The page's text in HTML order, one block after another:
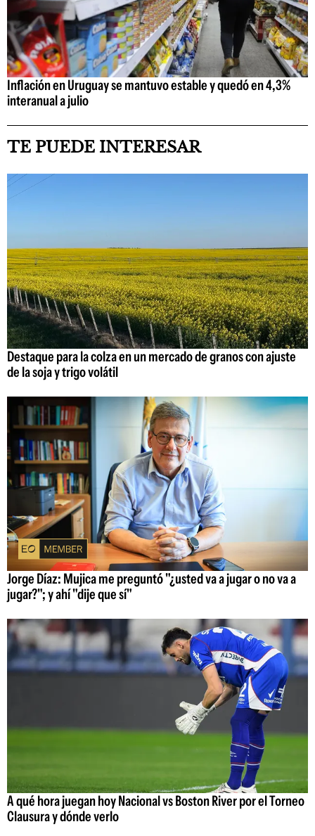
Inflación en Uruguay se mantuvo estable y quedó en 4,3%
interanual a julio
TE PUEDE INTERESAR
Destaque para la colza en un mercado de granos con ajuste
de la soja y trigo volátil
Jorge Díaz: Mujica me preguntó "¿usted va a jugar o no va a
jugar?"; y ahí "dije que sí"
A qué hora juegan hoy Nacional vs Boston River por el Torneo
Clausura y dónde verlo